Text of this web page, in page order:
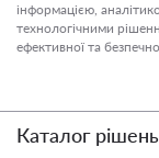
інформацією,
технологічними
ефективної та
Каталог рішень